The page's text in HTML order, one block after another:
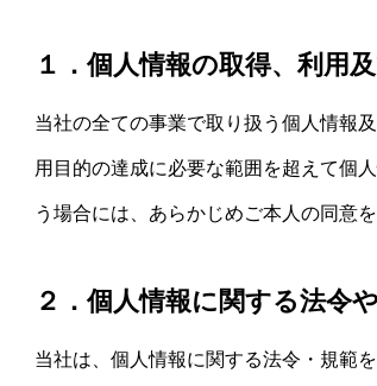
１．個人情報の取得、利用
当社の全ての事業で取り扱う個人情報
用目的の達成に必要な範囲を超えて個
う場合には、あらかじめご本人の同意を
２．個人情報に関する法令
当社は、個人情報に関する法令・規範を